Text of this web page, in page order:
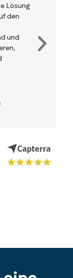
Backend.
sind
und
zu
Solutions